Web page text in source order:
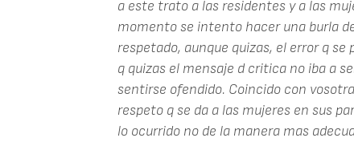
a este trato a las residentes y a las
momento se intento hacer una burla
respetado, aunque quizas, el error q
q quizas el mensaje d critica no iba a
sentirse ofendido. Coincido con
respeto q se da a las mujeres en sus
lo ocurrido no de la manera mas